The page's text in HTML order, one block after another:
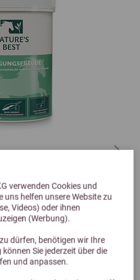
verwenden Cookies und
uns helfen unsere Website zu
Videos) oder ihnen
(Werbung).
dürfen, benötigen wir Ihre
Sie jederzeit über die
und anpassen.
600 g
€